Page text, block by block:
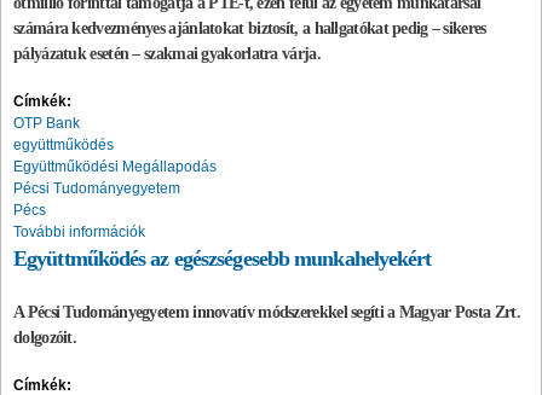
számára kedvezményes ajánlatokat biztosít, a hallgatókat pedig – sikeres
pályázatuk esetén – szakmai gyakorlatra várja.
Címkék:
OTP Bank
együttműködés
Együttműködési Megállapodás
Pécsi Tudományegyetem
Pécs
További információk
Együttműködés az egészségesebb munkahelyekért
A Pécsi Tudományegyetem innovatív módszerekkel segíti a Magyar Posta Zrt.
dolgozóit.
Címkék: